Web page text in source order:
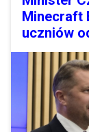
Minecraft
uczniów